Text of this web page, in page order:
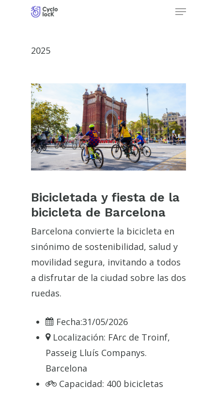
content
Menu
2025
Bicicletada y fiesta de la
bicicleta de Barcelona
Barcelona convierte la bicicleta en
sinónimo de sostenibilidad, salud y
movilidad segura, invitando a todos
a disfrutar de la ciudad sobre las dos
ruedas.
Fecha:31/05/2026
Localización: FArc de Troinf,
Passeig Lluís Companys.
Barcelona
Capacidad: 400 bicicletas